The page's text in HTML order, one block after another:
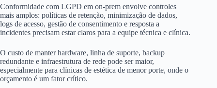
Conformidade com LGPD em on-prem envolve controles
mais amplos: políticas de retenção, minimização de dados,
logs de acesso, gestão de consentimento e resposta a
incidentes precisam estar claros para a equipe técnica e clínica.
O custo de manter hardware, linha de suporte, backup
redundante e infraestrutura de rede pode ser maior,
especialmente para clínicas de estética de menor porte, onde o
orçamento é um fator crítico.